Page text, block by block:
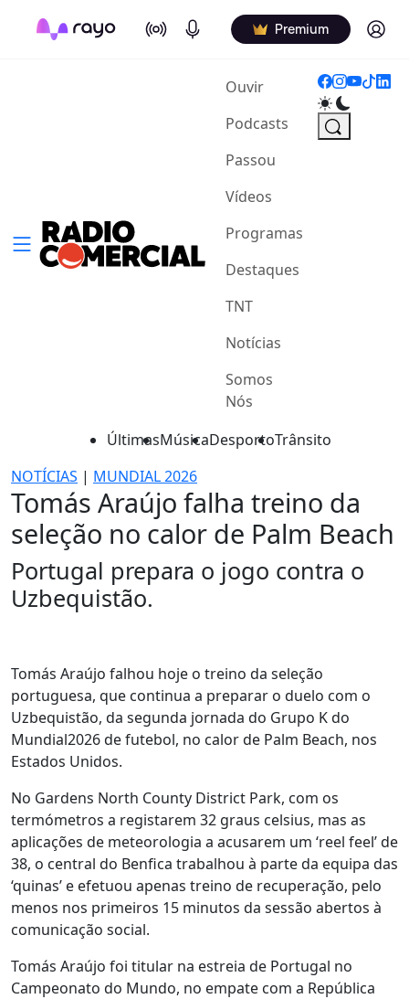
On Air Podcasts Premium Log in
Ouvir(current)
Podcasts
Passou
Vídeos
Programas
Destaques
TNT
Notícias
Somos
Nós
ÚltimasMúsicaDesportoTrânsito
NOTÍCIAS | MUNDIAL 2026
Tomás Araújo falha treino da
seleção no calor de Palm Beach
Portugal prepara o jogo contra o
Uzbequistão.
Tomás Araújo falhou hoje o treino da seleção
portuguesa, que continua a preparar o duelo com o
Uzbequistão, da segunda jornada do Grupo K do
Mundial2026 de futebol, no calor de Palm Beach, nos
Estados Unidos.
No Gardens North County District Park, com os
termómetros a registarem 32 graus celsius, mas as
aplicações de meteorologia a acusarem um ‘reel feel’ de
38, o central do Benfica trabalhou à parte da equipa das
‘quinas’ e efetuou apenas treino de recuperação, pelo
menos nos primeiros 15 minutos da sessão abertos à
comunicação social.
Tomás Araújo foi titular na estreia de Portugal no
Campeonato do Mundo, no empate com a República